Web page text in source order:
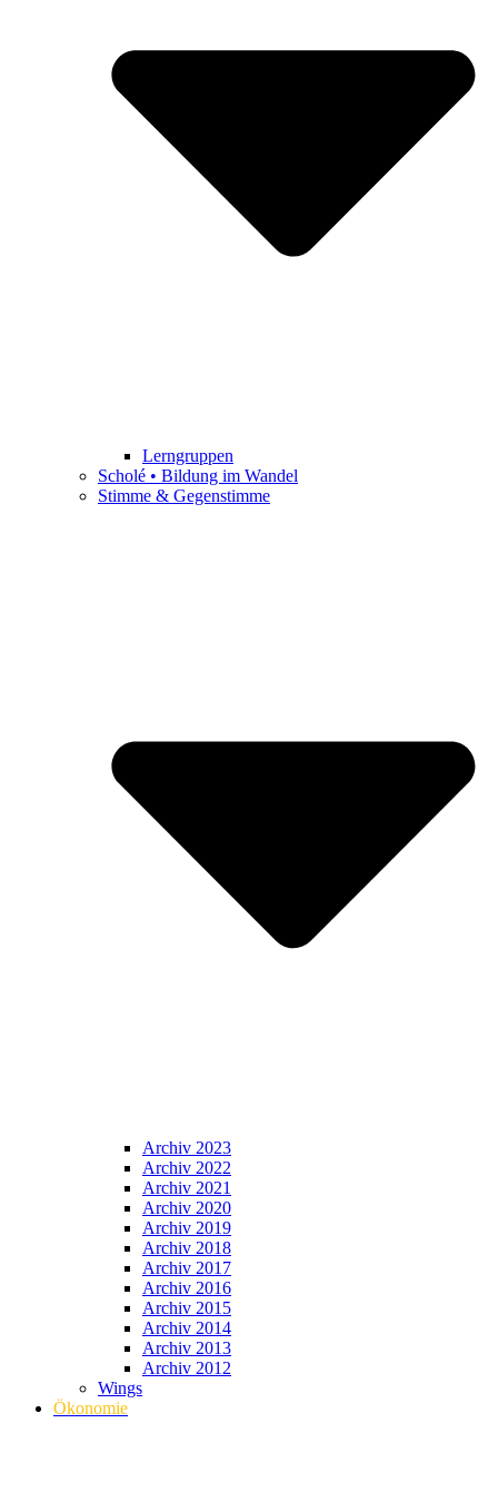
Lerngruppen
Scholé • Bildung im Wandel
Stimme & Gegenstimme
Archiv 2023
Archiv 2022
Archiv 2021
Archiv 2020
Archiv 2019
Archiv 2018
Archiv 2017
Archiv 2016
Archiv 2015
Archiv 2014
Archiv 2013
Archiv 2012
Wings
Ökonomie